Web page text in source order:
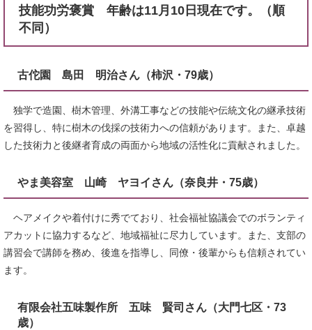
技能功労褒賞 年齢は11月10日現在です。（順
不同）
古佗園 島田 明治さん（柿沢・79歳）
独学で造園、樹木管理、外溝工事などの技能や伝統文化の継承技術
を習得し、特に樹木の伐採の技術力への信頼があります。また、卓越
した技術力と後継者育成の両面から地域の活性化に貢献されました。
やま美容室 山崎 ヤヨイさん（奈良井・75歳）
ヘアメイクや着付けに秀でており、社会福祉協議会でのボランティ
アカットに協力するなど、地域福祉に尽力しています。また、支部の
講習会で講師を務め、後進を指導し、同僚・後輩からも信頼されてい
ます。
有限会社五味製作所 五味 賢司さん（大門七区・73
歳）